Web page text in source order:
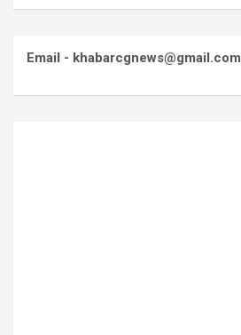
Email - khabarcgnews@gmail.com